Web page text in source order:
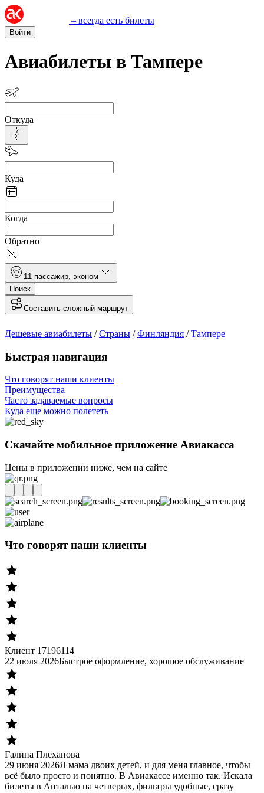
– всегда есть билеты
Войти
Авиабилеты в Тампере
Откуда
Куда
Когда
Обратно
1 1 пассажир эконом
Поиск
Составить сложный маршрут
Дешевые авиабилеты /Страны /Финляндия /Тампере
Быстрая навигация
Что говорят наши клиенты
Преимущества
Часто задаваемые вопросы
Куда еще можно полететь
Скачайте мобильное приложение Авиакасса
Цены в приложении ниже, чем на сайте
Что говорят наши клиенты
Клиент 17196114
22 июля 2026Быстрое оформление, хорошое обслуживание
Галина Плеханова
29 июня 2026Я мама двоих детей, и для меня главное, чтобы
всё было просто и понятно. В Авиакассе именно так. Искала
билеты в Анталью на четверых, фильтры удобные, сразу